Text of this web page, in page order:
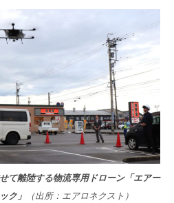
て離陸する物流専用ドローン「エアー
ク」
（出所：エアロネクスト）